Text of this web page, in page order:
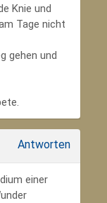
Knie und
Tage nicht
gehen und
Antworten
einer